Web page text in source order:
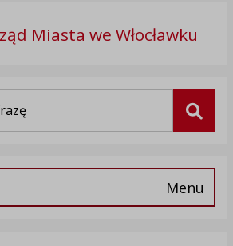
Miasta we Włocławku
Menu